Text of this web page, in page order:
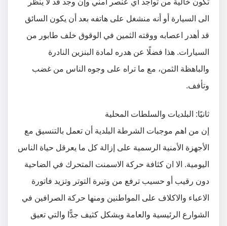
الى السيارة أو أنه منشغل على هاتفه بعد أن يكون السائق
قد أهدر اعصابه ووقته الثمين في الوقوق خلف طابور من
السيارات. هذا فضلًا عن هدره لمادة البنزين النادرة
والباهظة الثمن، مع ما تراه على وجوه الناس من غضب
وتأفف.
ثانيًا: البلديات والسلطات المحلية
إن من اهم موجبات الشرطة البلدية أن تعمل بالتنسيق مع
الأجهزة الأمنية الرسمية على إزالة كل ما يعرقل حياة الناس
اليومية. الا ان كثافة حركة الاسمنت المتحرك في الضاحية
دون رقيب أو حسيب ترفع من وتيرة التوتر وتزيد فاتورة
الاعباء والاكلاف على المواطنين ومنها حركة الصرافين في
الشوارع الرئيسية والعامة وبشكل كثيف جدًّا والتي تعيق